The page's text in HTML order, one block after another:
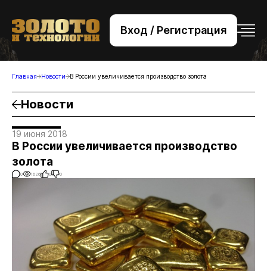
Вход / Регистрация
+7 (495) 221-76-32
bsv@zolteh.ru
Главная Новости В России увеличивается производство золота
Новости
19 июня 2018
В России увеличивается производство
золота
0 1626 0 0